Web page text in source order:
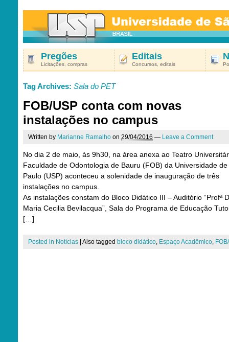
Pregões
Licitações, compras
Editais
Concursos, editais
Tag Archives: Sala do PET
FOB/USP conta com novas
instalações no campus
Written by Marianne Ramalho on 29/04/2016 — Leave a Comment
No dia 2 de maio, às 9h30, na área anexa ao Teatro
Faculdade de Odontologia de Bauru (FOB) da Universidade de
Paulo (USP) aconteceu a solenidade de inauguração de três
instalações no campus.
As instalações constam do Bloco Didático III – Auditório “Profª
Maria Cecilia Bevilacqua”, Sala do Programa de Educação
[…]
Posted in Notícias Also tagged bloco didático, Espaço Acadêmico,